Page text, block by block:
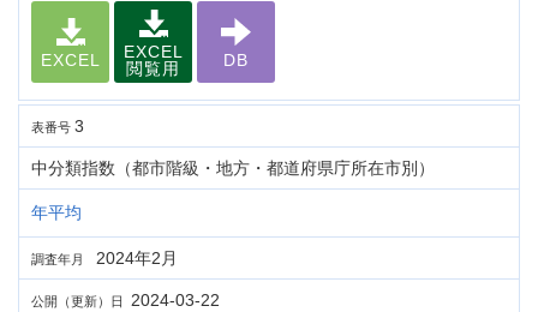
EXCEL
EXCEL
閲覧用
DB
表番号 3
中分類指数（都市階級・地方・都道府県庁所在市別）
年平均
調査年月 2024年2月
公開（更新）日 2024-03-22